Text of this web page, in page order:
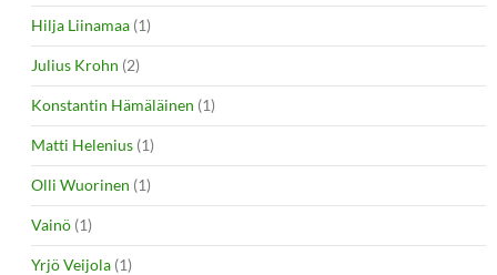
Hilja Liinamaa (1)
Julius Krohn (2)
Konstantin Hämäläinen (1)
Matti Helenius (1)
Olli Wuorinen (1)
Vainö (1)
Yrjö Veijola (1)